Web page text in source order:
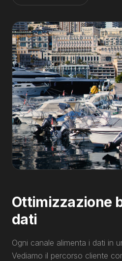
Ottimizzazione
dati
Ogni canale alimenta i dati in
Vediamo il percorso cliente